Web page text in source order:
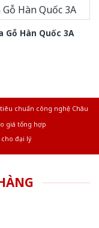
Gỗ Hàn Quốc 3A
chuẩn công nghệ Châu
giá tổng hợp
cho đại lý